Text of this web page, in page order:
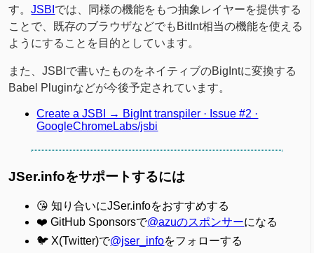
す。JSBI では、同様の機能をもつ抽象レイヤーを提供する
ことで、既存のブラウザなどでもBitInt相当の機能を使える
ようにすることを目的としています。
また、JSBIで書いたものをネイティブのBigIntに変換する
Babel Pluginなどが今後予定されています。
Create a JSBI → BigInt transpiler · Issue #2 ·
GoogleChromeLabs/jsbi
JSer.infoをサポートするには
😘 知り合いにJSer.infoをおすすめする
❤️ GitHub Sponsorsで@azuのスポンサーになる
🐦 X(Twitter)で@jser_infoをフォローする